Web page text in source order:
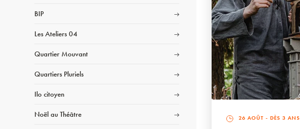
BIP
Les Ateliers 04
Quartier Mouvant
Quartiers Pluriels
Ilo citoyen
Noël au Théâtre 26 AOÛT - DÈS 3 ANS